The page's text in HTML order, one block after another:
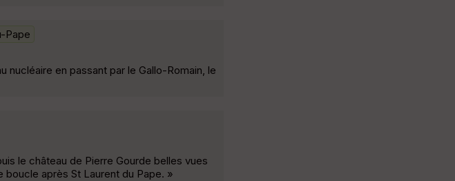
Pape
nucléaire en passant par le Gallo-Romain, le
le château de Pierre Gourde belles vues
après St Laurent du Pape. »